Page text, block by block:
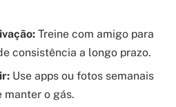
Treine com amigo para
consistência a longo prazo.
Use apps ou fotos semanais
manter o gás.